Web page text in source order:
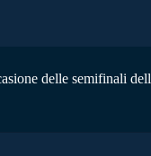
delle semifinali